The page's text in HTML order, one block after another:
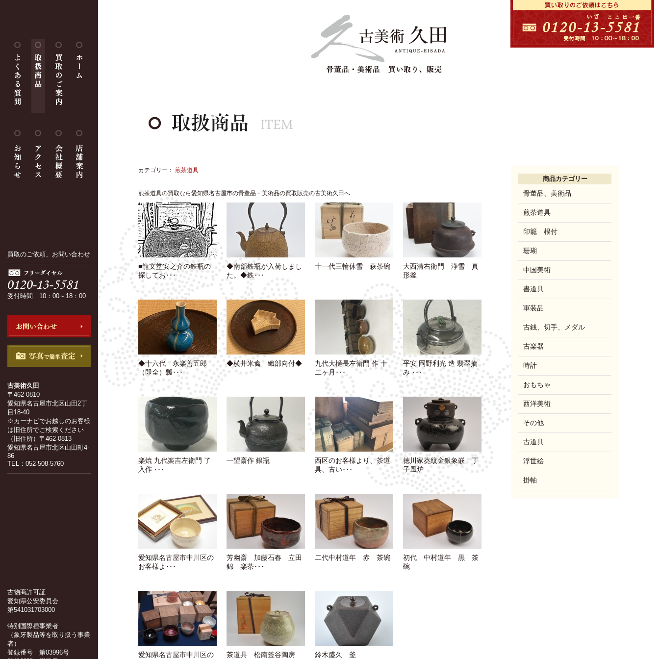
買取のご依頼、お問い合わせ
受付時間 10：00～18：00
古美術久田
〒462-0810
愛知県名古屋市北区山田2丁
目18-40
※カーナビでお越しのお客様
は旧住所でご検索ください
（旧住所）〒462-0813
愛知県名古屋市北区山田町4-
86
TEL：052-508-5760
古物商許可証
愛知県公安委員会
第541031703000
特別国際種事業者
（象牙製品等を取り扱う事業
者）
登録番号 第03996号
カテゴリー： 煎茶道具
煎茶道具の買取なら愛知県名古屋市の骨董品・美術品の買取販売の古美術久田へ
■龍文堂安之介の鉄瓶の
探してお･･･
◆南部鉄瓶が入荷しまし
た。◆鉄･･･
十一代三輪休雪 萩茶碗
大西清右衛門 浄雪 真
形釜
◆十六代 永楽善五郎
（即全）瓢･･･
◆横井米禽 織部向付◆
九代大樋長左衛門 作 十
二ヶ月･･･
平安 岡野利光 造 翡翠摘
み ･･･
楽焼 九代楽吉左衛門 了
入作 ･･･
一望斎作 銀瓶
西区のお客様より、茶道
具、古い･･･
徳川家葵紋金銀象嵌 丁
子風炉
愛知県名古屋市中川区の
お客様よ･･･
芳幽斎 加藤石春 立田
錦 楽茶･･･
二代中村道年 赤 茶碗
初代 中村道年 黒 茶
碗
愛知県名古屋市中川区の 茶道具 松南釜谷陶房 鈴木盛久 釜
商品カテゴリー
骨董品、美術品
煎茶道具
印籠 根付
珊瑚
中国美術
書道具
軍装品
古銭、切手、メダル
古楽器
時計
おもちゃ
西洋美術
その他
古道具
浮世絵
掛軸